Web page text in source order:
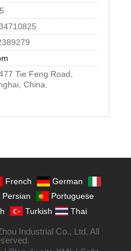
Tie Feng Road,
China.
French
German
Persian
Portuguese
Turkish Thai
Industrial Co., Ltd. All